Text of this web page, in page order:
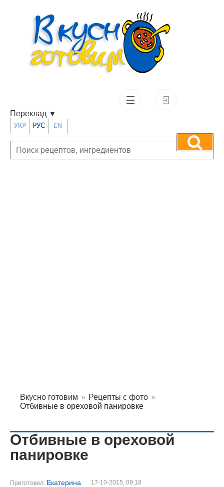
Переклад ▼
Вкусно готовим » Рецепты с фото »
Отбивные в ореховой панировке
Отбивные в ореховой
панировке
Приготовил: Екатерина 17-10-2015, 09:18